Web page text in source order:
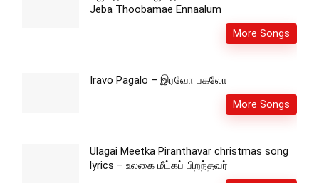
Jeba Thoobamae Ennaalum
More Songs
Iravo Pagalo – இரவோ பகலோ
More Songs
Ulagai Meetka Piranthavar christmas song
lyrics – உலகை மீட்கப் பிறந்தவர்